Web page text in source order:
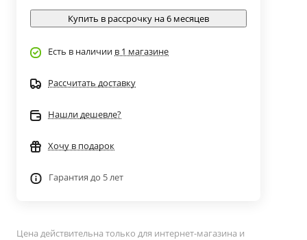
Купить в рассрочку на 6 месяцев
Есть в наличии в 1 магазине
Рассчитать доставку
Нашли дешевле?
Хочу в подарок
Гарантия до 5 лет
Цена действительна только для интернет-магазина и